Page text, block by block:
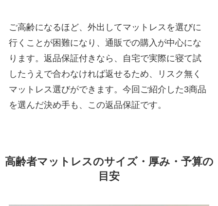
ご高齢になるほど、外出してマットレスを選びに
行くことが困難になり、通販での購入が中心にな
ります。返品保証付きなら、自宅で実際に寝て試
したうえで合わなければ返せるため、リスク無く
マットレス選びができます。今回ご紹介した3商品
を選んだ決め手も、この返品保証です。
高齢者マットレスのサイズ・厚み・予算の
目安